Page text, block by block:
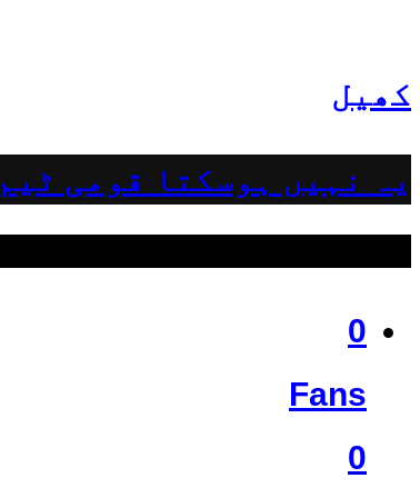
کھیل
یہ نہیں ہوسکتا قومی
0
Fans
0